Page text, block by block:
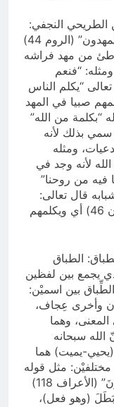
الطريحي النجفي:
(مهد) “مهاد” (الاعراف 40) فراش، و “يمهدون” (الروم 44)
من مهد فراشه
“فنعم
نحن. قوله تعالى “يكلم الناس
(ال عمران 46) أي يكلمهم صبيا في المهد
“بكلمة من الله”
سمي بذلك لأنه
ومثله
قيل له كلمة الله لأنه وجد في
فيه من روحنا”
شبابه قال تعالى:
“يكلم الناس في المهد وكهلا” (ال عمران 46) أي ويكلمهم
الطباق
يجمع بين لفظين
بين اسميْن:
وأخرى عِجاف،
وهما
الله سبحانه
(يحيي-يميت) هما
مثل قوله
تعالى: “فَوَقَعَ الْحَقُّ وَبَطَلَ مَا كَانُوا يَعْمَلُونَ” (الأعراف 118)
(وهو فعل)،